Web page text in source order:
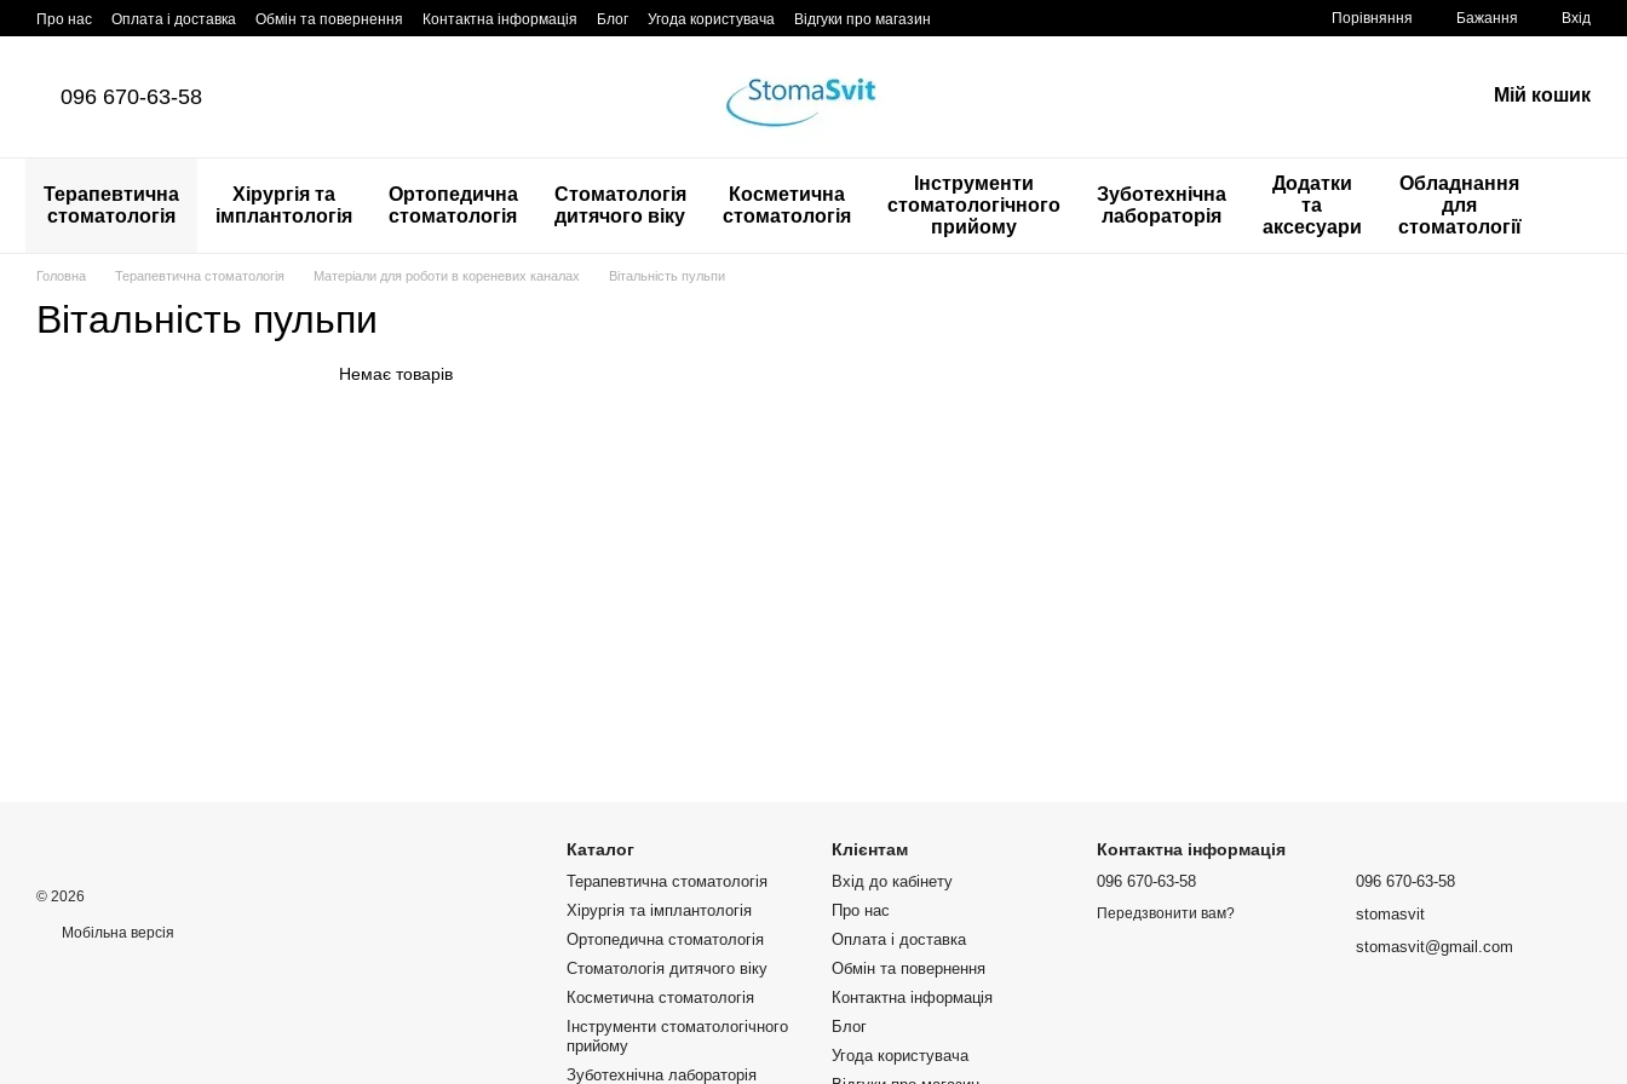
Перейти до основного контенту
Про нас Оплата і доставка Обмін та повернення Контактна інформація Блог Угода користувача Відгуки про магазин Порівняння Бажання Вхід
096 670-63-58 Мій кошик
Терапевтична
стоматологія
Хірургія та
імплантологія
Ортопедична
стоматологія
Стоматологія
дитячого віку
Косметична
стоматологія
Інструменти
стоматологічного
прийому
Зуботехнічна
лабораторія
Додатки
та
аксесуари
Обладнання
для
стоматології
Головна Терапевтична стоматологія Матеріали для роботи в кореневих каналах Вітальність пульпи
Вітальність пульпи
Немає товарів
© 2026
Мобільна версія
Каталог
Терапевтична стоматологія
Хірургія та імплантологія
Ортопедична стоматологія
Стоматологія дитячого віку
Косметична стоматологія
Інструменти стоматологічного
прийому
Зуботехнічна лабораторія
Клієнтам
Вхід до кабінету
Про нас
Оплата і доставка
Обмін та повернення
Контактна інформація
Блог
Угода користувача
Контактна інформація
096 670-63-58
Передзвонити вам?
096 670-63-58
stomasvit
stomasvit@gmail.com